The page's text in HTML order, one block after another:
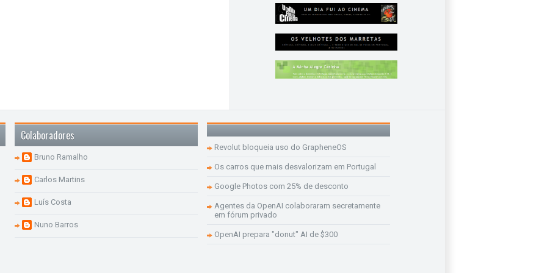
Colaboradores
Bruno Ramalho
Carlos Martins
Luís Costa
Nuno Barros
Revolut bloqueia uso do GrapheneOS
Os carros que mais desvalorizam em Portugal
Google Photos com 25% de desconto
Agentes da OpenAI colaboraram secretamente
em fórum privado
OpenAI prepara "donut" AI de $300